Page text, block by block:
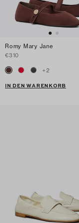
Romy Mary Jane
€310
+2
IN DEN WARENKORB